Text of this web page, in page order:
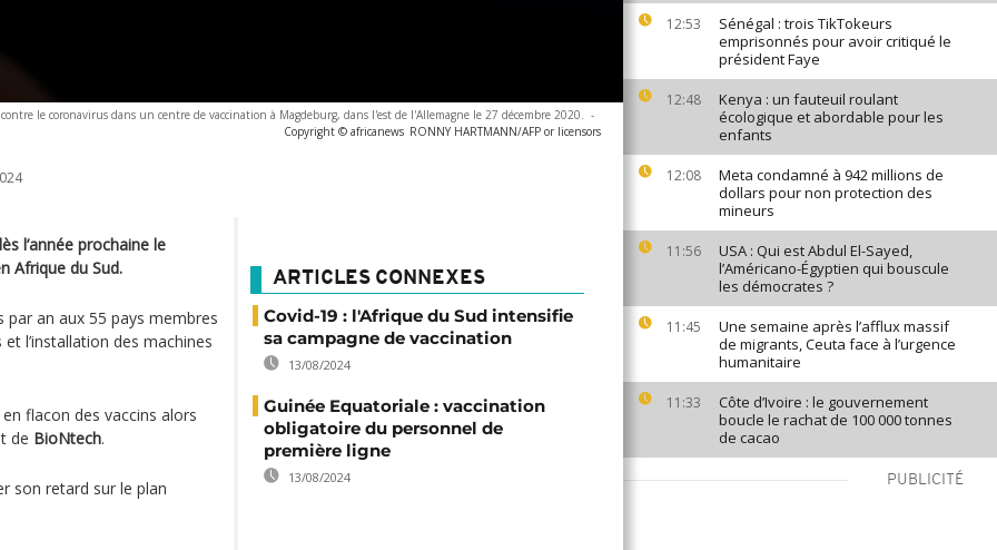
12:53
Sénégal : trois TikTokeurs
emprisonnés pour avoir critiqué le
président Faye
12:48
Kenya : un fauteuil roulant
écologique et abordable pour les
enfants
12:08
Meta condamné à 942 millions de
dollars pour non protection des
mineurs
11:56
USA : Qui est Abdul El-Sayed,
l’Américano-Égyptien qui bouscule
les démocrates ?
11:45
Une semaine après l’afflux massif
de migrants, Ceuta face à l’urgence
humanitaire
11:33
Côte d’Ivoire : le gouvernement
boucle le rachat de 100 000 tonnes
de cacao
PUBLICITÉ
le coronavirus dans un centre de vaccination à Magdeburg, dans l'est de l'Allemagne le 27 décembre 2020. -
Copyright © africanews RONNY HARTMANN/AFP or licensors
l’année prochaine le
Afrique du Sud.
par an aux 55 pays membres
l’installation des machines
flacon des vaccins alors
de BioNtech.
son retard sur le plan
ARTICLES CONNEXES
Covid-19 : l'Afrique du Sud intensifie
sa campagne de vaccination
13/08/2024
Guinée Equatoriale : vaccination
obligatoire du personnel de
première ligne
13/08/2024